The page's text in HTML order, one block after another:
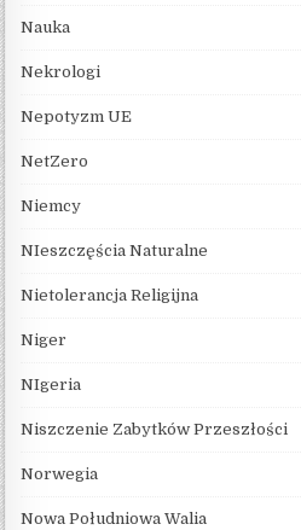
Nauka
Nekrologi
Nepotyzm UE
NetZero
Niemcy
NIeszczęścia Naturalne
Nietolerancja Religijna
Niger
NIgeria
Niszczenie Zabytków Przeszłości
Norwegia
Nowa Południowa Walia